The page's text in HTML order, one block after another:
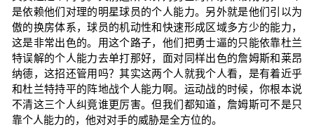
是依赖他们对理的明星球员的个人能力。另外就是他们引以为
傲的换房体系，球员的机动性和快速形成区域多方少的能力，
这是非常出色的。用这个路子，他们把勇士逼的只能依靠杜兰
特误解的个人能力去单打那好，面对同样出色的詹姆斯和莱昂
纳德，这招还管用吗？其实这两个人就我个人看，是有着近乎
和杜兰特持平的阵地战个人能力啊。运动战的时候，你根本说
不清这三个人纠竟谁更厉害。但我们都知道，詹姆斯可不是只
靠个人能力的，他对对手的威胁是全方位的。